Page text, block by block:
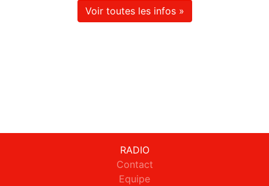
Voir toutes les infos »
RADIO
Contact
Equipe